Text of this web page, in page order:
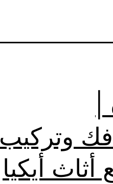
فك وتركيب
أيكيا